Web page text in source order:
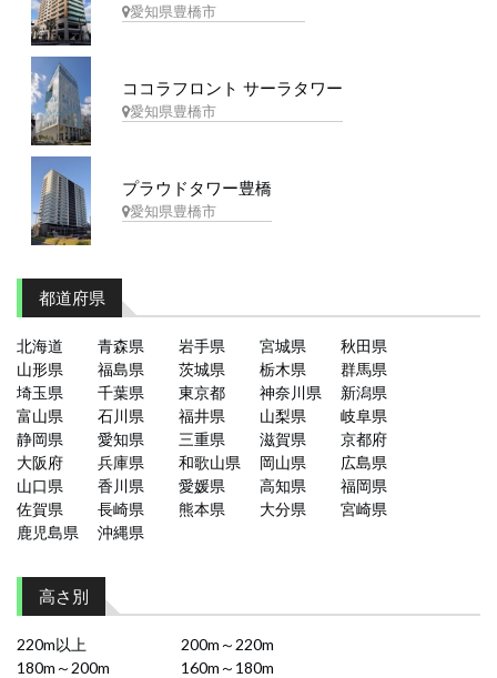
愛知県豊橋市
ココラフロント サーラタワー
愛知県豊橋市
プラウドタワー豊橋
愛知県豊橋市
都道府県
北海道 青森県 岩手県 宮城県
秋田県
山形県
福島県 茨城県 栃木県
群馬県
埼玉県
千葉県 東京都 神奈川県
新潟県
富山県
石川県 福井県 山梨県
岐阜県
静岡県
愛知県 三重県 滋賀県
京都府
大阪府
兵庫県 和歌山県 岡山県
広島県
山口県
香川県 愛媛県 高知県
福岡県
佐賀県
長崎県 熊本県 大分県
宮崎県
鹿児島県
沖縄県
高さ別
220m以上
200m～220m
180m～200m
160m～180m